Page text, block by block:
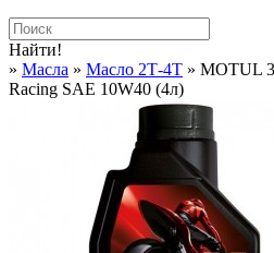
Найти!
» Масла » Масло 2Т-4Т » MOTUL
Racing SAE 10W40 (4л)